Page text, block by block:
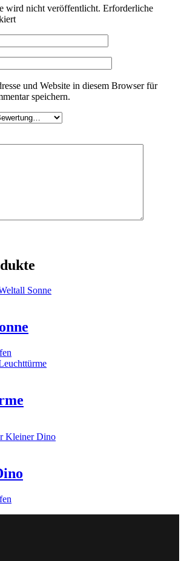
wird nicht veröffentlicht. Erforderliche
und Website in diesem Browser für
speichern.